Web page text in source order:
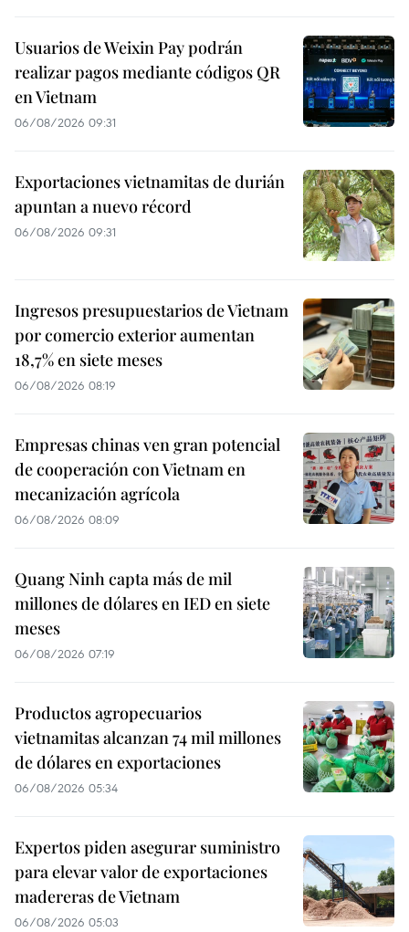
Usuarios de Weixin Pay podrán
realizar pagos mediante códigos QR
en Vietnam
06/08/2026 09:31
Exportaciones vietnamitas de durián
apuntan a nuevo récord
06/08/2026 09:31
Ingresos presupuestarios de Vietnam
por comercio exterior aumentan
18,7% en siete meses
06/08/2026 08:19
Empresas chinas ven gran potencial
de cooperación con Vietnam en
mecanización agrícola
06/08/2026 08:09
Quang Ninh capta más de mil
millones de dólares en IED en siete
meses
06/08/2026 07:19
Productos agropecuarios
vietnamitas alcanzan 74 mil millones
de dólares en exportaciones
06/08/2026 05:34
Expertos piden asegurar suministro
para elevar valor de exportaciones
madereras de Vietnam
06/08/2026 05:03